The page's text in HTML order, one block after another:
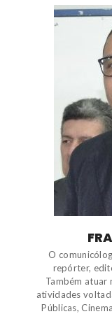
O
repórter,
Também atuar
atividades
Públicas,